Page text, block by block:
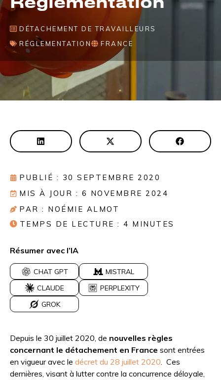
DÉTACHEMENT DE TRAVAILLEURS
RÉGLEMENTATION
FRANCE
PUBLIÉ : 30 SEPTEMBRE 2020
MIS À JOUR : 6 NOVEMBRE 2024
PAR : NOÉMIE ALMOT
TEMPS DE LECTURE : 4 MINUTES
Résumer avec l’IA
CHAT GPT
MISTRAL
CLAUDE
PERPLEXITY
GROK
Depuis le 30 juillet 2020, de nouvelles règles
concernant le détachement en France sont entrées
en vigueur avec le décret du 28 juillet 2020. Ces
dernières, visant à lutter contre la concurrence déloyale,